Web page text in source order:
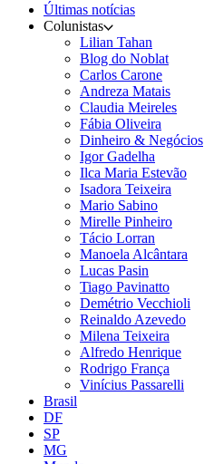
Últimas notícias
Colunistas
Lilian Tahan
Blog do Noblat
Carlos Carone
Andreza Matais
Claudia Meireles
Fábia Oliveira
Dinheiro & Negócios
Igor Gadelha
Ilca Maria Estevão
Isadora Teixeira
Mario Sabino
Mirelle Pinheiro
Tácio Lorran
Manoela Alcântara
Lucas Pasin
Tiago Pavinatto
Demétrio Vecchioli
Reinaldo Azevedo
Milena Teixeira
Alfredo Henrique
Rodrigo França
Vinícius Passarelli
Brasil
DF
SP
MG